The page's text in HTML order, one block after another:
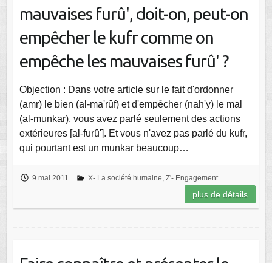
mauvaises furû', doit-on, peut-on
empêcher le kufr comme on
empêche les mauvaises furû' ?
Objection : Dans votre article sur le fait d'ordonner
(amr) le bien (al-ma'rûf) et d'empêcher (nah'y) le mal
(al-munkar), vous avez parlé seulement des actions
extérieures [al-furû']. Et vous n'avez pas parlé du kufr,
qui pourtant est un munkar beaucoup…
9 mai 2011 X- La société humaine Z'- Engagement
plus de détails